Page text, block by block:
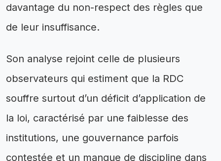
davantage du non-respect des règles que
de leur insuffisance.
Son analyse rejoint celle de plusieurs
observateurs qui estiment que la RDC
souffre surtout d’un déficit d’application de
la loi, caractérisé par une faiblesse des
institutions, une gouvernance parfois
contestée et un manque de discipline dans